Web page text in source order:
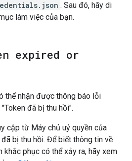
. Sau đó, hãy di
làm việc của bạn.
expired or
thể nhận được thông báo lỗi
đã bị thu hồi".
cập từ Máy chủ uỷ quyền của
bị thu hồi. Để biết thông tin về
khắc phục có thể xảy ra, hãy xem